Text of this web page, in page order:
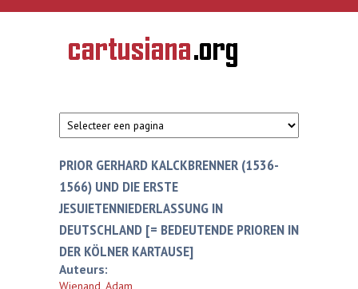
Overslaan en naar de inhoud gaan
CARTUSIANA
Geschiedenis
van de
PRIOR GERHARD KALCKBRENNER (1536-
1566) UND DIE ERSTE
JESUIETENNIEDERLASSUNG IN
DEUTSCHLAND [= BEDEUTENDE PRIOREN IN
DER KÖLNER KARTAUSE]
Auteurs:
Wienand, Adam